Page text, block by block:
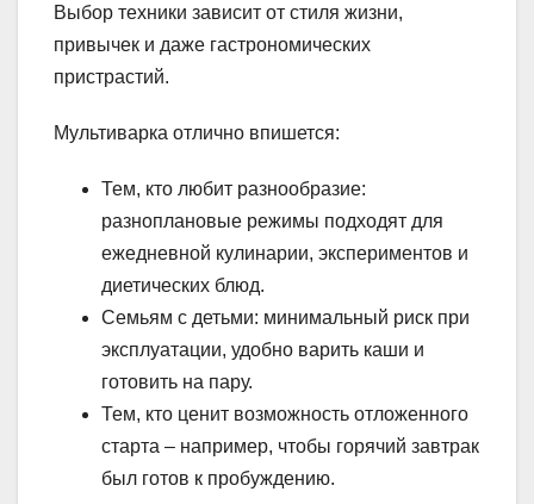
Выбор техники зависит от стиля жизни,
привычек и даже гастрономических
пристрастий.
Мультиварка отлично впишется:
Тем, кто любит разнообразие:
разноплановые режимы подходят для
ежедневной кулинарии, экспериментов и
диетических блюд.
Семьям с детьми: минимальный риск при
эксплуатации, удобно варить каши и
готовить на пару.
Тем, кто ценит возможность отложенного
старта – например, чтобы горячий завтрак
был готов к пробуждению.